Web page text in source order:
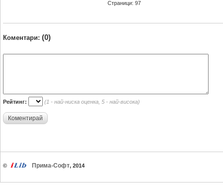
Страници: 97
Коментари: (0)
Рейтинг: (1 - най-ниска оценка, 5 - най-висока)
Коментирай
© Прима-Софт, 2014